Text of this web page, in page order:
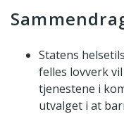
Statens
felles lovverk
tjenestene i
utvalget i at